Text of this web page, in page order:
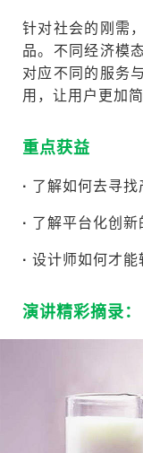
针对社会的刚需
品。不同经济模
对应不同的服务
用，让用户更加
重点获益
· 了解如何去寻找
· 了解平台化创新
· 设计师如何才能
演讲精彩摘录：